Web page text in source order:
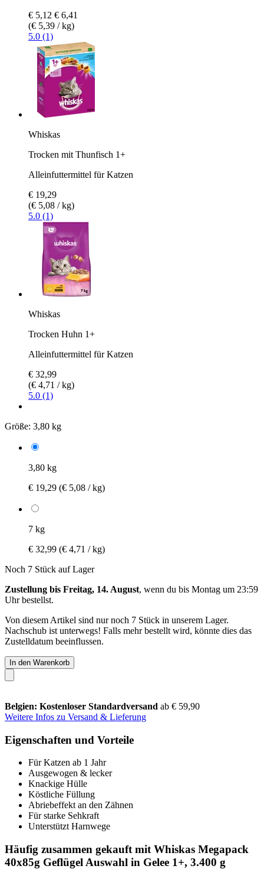
€ 5,12 € 6,41
(€ 5,39 / kg)
5.0 (1)
Whiskas
Trocken mit Thunfisch 1+
Alleinfuttermittel für Katzen
€ 19,29
(€ 5,08 / kg)
5.0 (1)
Whiskas
Trocken Huhn 1+
Alleinfuttermittel für Katzen
€ 32,99
(€ 4,71 / kg)
5.0 (1)
Größe: 3,80 kg
3,80 kg
€ 19,29 (€ 5,08 / kg)
7 kg
€ 32,99 (€ 4,71 / kg)
Noch 7 Stück auf Lager
Zustellung bis Freitag, 14. August, wenn du bis Montag um 23:59
Uhrbestellst.
Von diesem Artikel sind nur noch 7 Stück in unserem Lager.
Nachschub ist unterwegs! Falls mehr bestellt wird, könnte dies das
Zustelldatum beeinflussen.
In den Warenkorb
Belgien: Kostenloser Standardversand ab € 59,90
Weitere Infos zu Versand & Lieferung
Eigenschaften und Vorteile
Für Katzen ab 1 Jahr
Ausgewogen & lecker
Knackige Hülle
Köstliche Füllung
Abriebeffekt an den Zähnen
Für starke Sehkraft
Unterstützt Harnwege
Häufig zusammen gekauft mit Whiskas Megapack
40x85g Geflügel Auswahl in Gelee 1+, 3.400 g